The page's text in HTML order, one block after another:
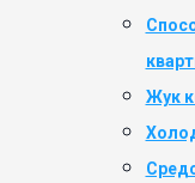
Жук